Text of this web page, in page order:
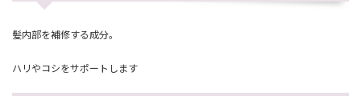
髪内部を補修する成分。
ハリやコシをサポートします